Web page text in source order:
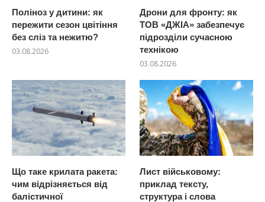
Поліноз у дитини: як
пережити сезон цвітіння
без сліз та нежитю?
03.08.2026
Дрони для фронту: як
ТОВ «ДЖІА» забезпечує
підрозділи сучасною
технікою
03.08.2026
Що таке крилата ракета:
чим відрізняється від
балістичної
Лист військовому:
приклад тексту,
структура і слова